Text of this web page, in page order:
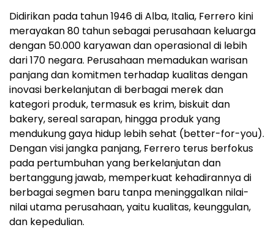
Didirikan pada tahun 1946 di Alba, Italia, Ferrero kini
merayakan 80 tahun sebagai perusahaan keluarga
dengan 50.000 karyawan dan operasional di lebih
dari 170 negara. Perusahaan memadukan warisan
panjang dan komitmen terhadap kualitas dengan
inovasi berkelanjutan di berbagai merek dan
kategori produk, termasuk es krim, biskuit dan
bakery, sereal sarapan, hingga produk yang
mendukung gaya hidup lebih sehat (better-for-you).
Dengan visi jangka panjang, Ferrero terus berfokus
pada pertumbuhan yang berkelanjutan dan
bertanggung jawab, memperkuat kehadirannya di
berbagai segmen baru tanpa meninggalkan nilai-
nilai utama perusahaan, yaitu kualitas, keunggulan,
dan kepedulian.